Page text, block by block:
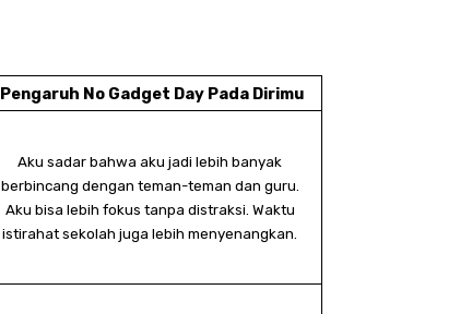
Pengaruh No Gadget Day Pada Dirimu
Aku sadar bahwa aku jadi lebih banyak
berbincang dengan teman-teman dan guru.
Aku bisa lebih fokus tanpa distraksi. Waktu
istirahat sekolah juga lebih menyenangkan.